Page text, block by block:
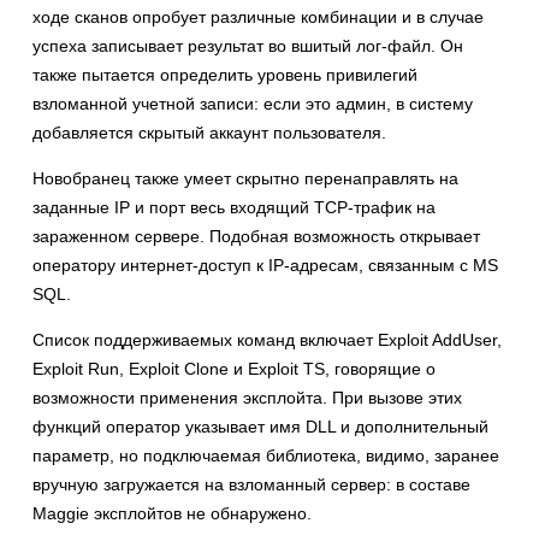
ходе сканов опробует различные комбинации и в случае
успеха записывает результат во вшитый лог-файл. Он
также пытается определить уровень привилегий
взломанной учетной записи: если это админ, в систему
добавляется скрытый аккаунт пользователя.
Новобранец также умеет скрытно перенаправлять на
заданные IP и порт весь входящий TCP-трафик на
зараженном сервере. Подобная возможность открывает
оператору интернет-доступ к IP-адресам, связанным с MS
SQL.
Список поддерживаемых команд включает Exploit AddUser,
Exploit Run, Exploit Clone и Exploit TS, говорящие о
возможности применения эксплойта. При вызове этих
функций оператор указывает имя DLL и дополнительный
параметр, но подключаемая библиотека, видимо, заранее
вручную загружается на взломанный сервер: в составе
Maggie эксплойтов не обнаружено.